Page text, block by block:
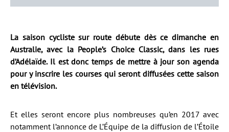
La saison cycliste sur route débute dès ce dimanche en
Australie, avec la People’s Choice Classic, dans les rues
d’Adélaïde. Il est donc temps de mettre à jour son agenda
pour y inscrire les courses qui seront diffusées cette saison
en télévision.
Et elles seront encore plus nombreuses qu’en 2017 avec
notamment l’annonce de L’Équipe de la diffusion de l’Étoile